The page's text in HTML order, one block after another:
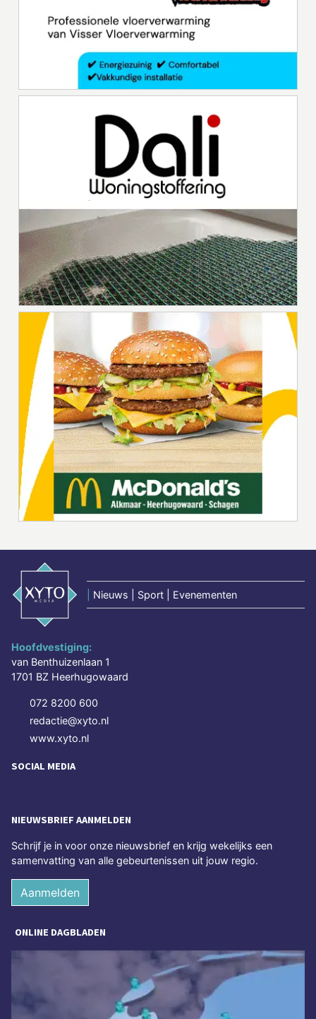
Nieuws | Sport | Evenementen
Hoofdvestiging:
van Benthuizenlaan 1
1701 BZ Heerhugowaard
072 8200 600
redactie@xyto.nl
www.xyto.nl
SOCIAL MEDIA
NIEUWSBRIEF AANMELDEN
Schrijf je in voor onze nieuwsbrief en krijg wekelijks een
samenvatting van alle gebeurtenissen uit jouw regio.
Aanmelden
ONLINE DAGBLADEN